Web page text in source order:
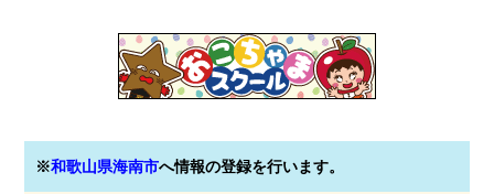
※和歌山県海南市へ情報の登録を行います。